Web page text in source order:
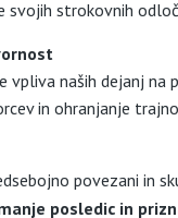
svojih strokovnih
vpliva naših dejanj
in ohranjanje
povezani in
posledic in